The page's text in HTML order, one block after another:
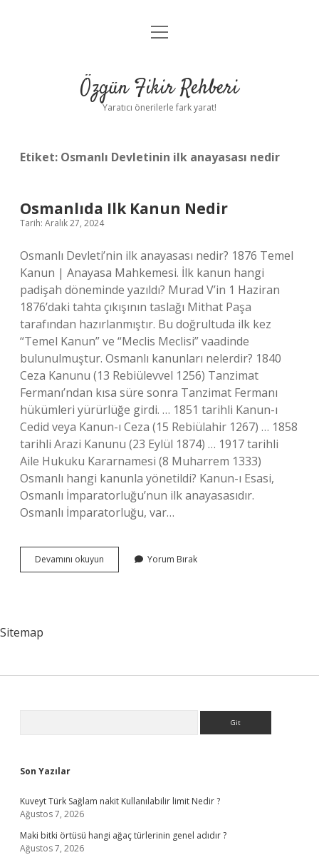
Gizlilik Politikası
Yasal Uyarı
menüyü
Özgün Fikir Rehberi
Yaratıcı önerilerle fark yarat!
Etiket: Osmanlı Devletinin ilk anayasası nedir
Osmanlıda Ilk Kanun Nedir
Tarih: Aralık 27, 2024
Osmanlı Devleti’nin ilk anayasası nedir? 1876 ​​​​Temel
Kanun | Anayasa Mahkemesi. İlk kanun hangi
padişah döneminde yazıldı? Murad V’in 1 Haziran
1876’daki tahta çıkışının taslağı Mithat Paşa
tarafından hazırlanmıştır. Bu doğrultuda ilk kez
“Temel Kanun” ve “Meclis Meclisi” vaadinde
bulunulmuştur. Osmanlı kanunları nelerdir? 1840
Ceza Kanunu (13 Rebiülevvel 1256) Tanzimat
Fermanı’ndan kısa süre sonra Tanzimat Fermanı
hükümleri yürürlüğe girdi. … 1851 tarihli Kanun-ı
Cedid veya Kanun-ı Ceza (15 Rebiülahir 1267) … 1858
tarihli Arazi Kanunu (23 Eylül 1874) … 1917 tarihli
Aile Hukuku Kararnamesi (8 Muharrem 1333)
Osmanlı hangi kanunla yönetildi? Kanun-ı Esasi,
Osmanlı İmparatorluğu’nun ilk anayasasıdır.
Osmanlı İmparatorluğu, var…
Devamını okuyun Osmanlıda
Ilk
Yorum Bırak
Sitemap
Son Yazılar
Kuveyt Türk Sağlam nakit Kullanılabilir limit Nedir ?
Ağustos 7, 2026
Maki bitki örtüsü hangi ağaç türlerinin genel adıdır ?
Ağustos 7, 2026